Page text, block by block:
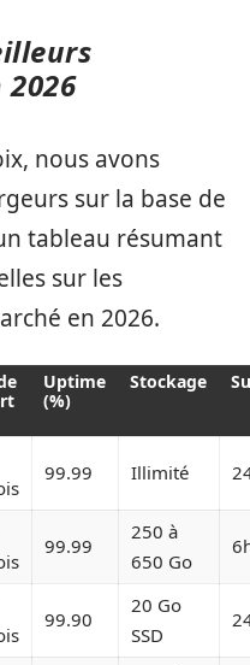
nous avons
sur la base de
tableau résumant
sur les
en 2026.
Uptime
(%)
Stockage
99.99 Illimité
99.99
250 à
650 Go
99.90
20 Go
SSD